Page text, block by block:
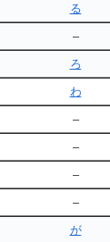
る
–
ろ
わ
–
–
–
–
が